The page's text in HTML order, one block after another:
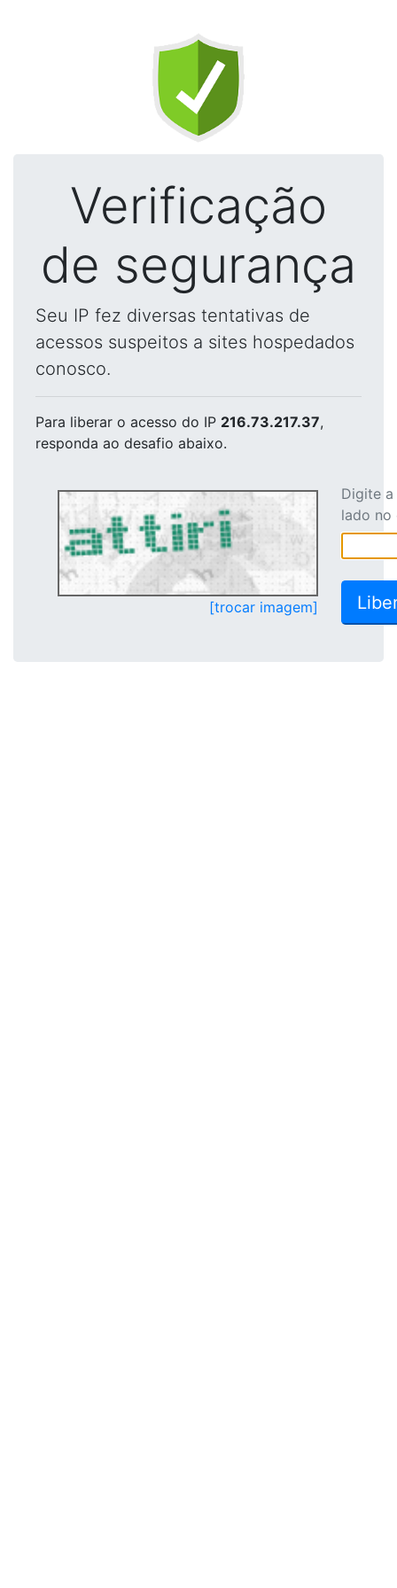
Verificação
de segurança
Seu IP fez diversas tentativas de
acessos suspeitos a sites hospedados
conosco.
Para liberar o acesso do IP 216.73.217.37,
responda ao desafio abaixo.
[trocar imagem]
Digite
lado no